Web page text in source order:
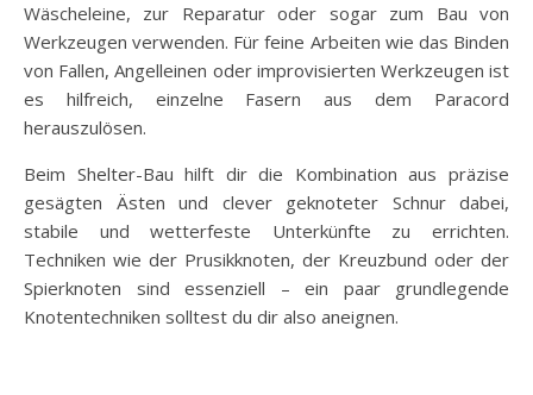
Wäscheleine, zur Reparatur oder sogar zum Bau von
Werkzeugen verwenden. Für feine Arbeiten wie das Binden
von Fallen, Angelleinen oder improvisierten Werkzeugen ist
es hilfreich, einzelne Fasern aus dem Paracord
herauszulösen.
Beim Shelter-Bau hilft dir die Kombination aus präzise
gesägten Ästen und clever geknoteter Schnur dabei,
stabile und wetterfeste Unterkünfte zu errichten.
Techniken wie der Prusikknoten, der Kreuzbund oder der
Spierknoten sind essenziell – ein paar grundlegende
Knotentechniken solltest du dir also aneignen.